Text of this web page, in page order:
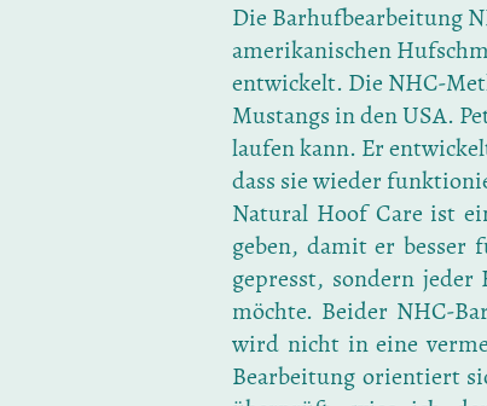
Die Barhufbearbeitung
amerikanischen
entwickelt. Die NHC-
Mustangs in den USA.
laufen kann. Er
dass sie wieder
Natural Hoof Care ist
geben, damit er
gepresst, sondern
möchte. Beider NHC-
wird nicht in eine
Bearbeitung orientiert